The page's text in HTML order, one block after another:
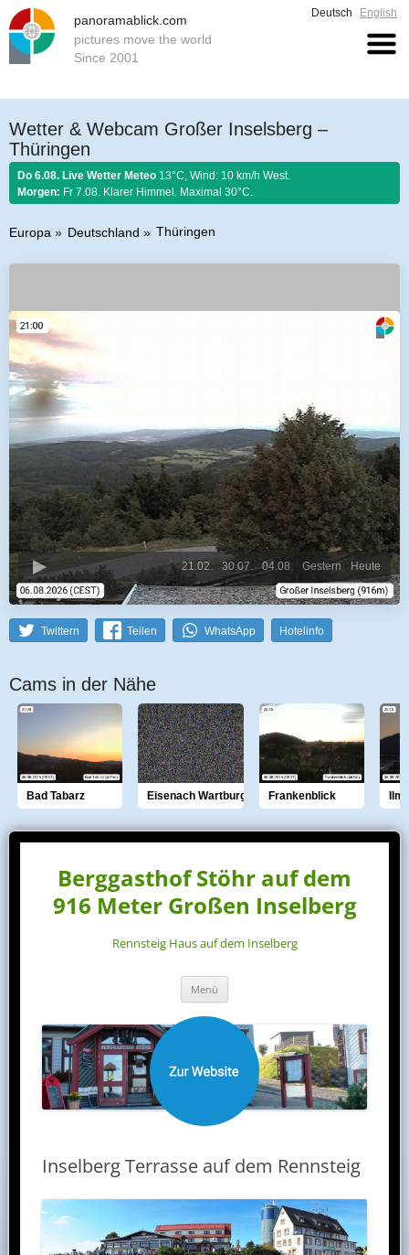
panoramablick.com
pictures move the world
Since 2001
Deutsch English
Wetter & Webcam Großer Inselsberg –
Thüringen
Do 6.08. Live Wetter Meteo 13°C, Wind: 10 km/h West.
Morgen: Fr 7.08. Klarer Himmel. Maximal 30°C.
Europa Deutschland Thüringen
Heute
Gestern
04.08.
30.07.
21.02.
Twittern Teilen WhatsApp Hotelinfo
Cams in der Nähe
Bad Tabarz Eisenach Wartburg Frankenblick